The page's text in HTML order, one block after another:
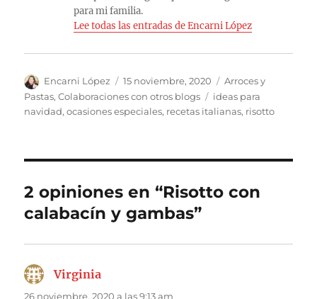
para mi familia.
Lee todas las entradas de Encarni López
Autor
Encarni López
Publicado
el
15 noviembre, 2020 Categorías
Arroces y
Pastas,Colaboraciones con otros blogs Etiquetas
ideas para
navidad,ocasiones especiales, recetas italianas, risotto
2 opiniones en “Risotto con
calabacín y gambas”
Virginia
26 noviembre, 2020 a las 9:13 am